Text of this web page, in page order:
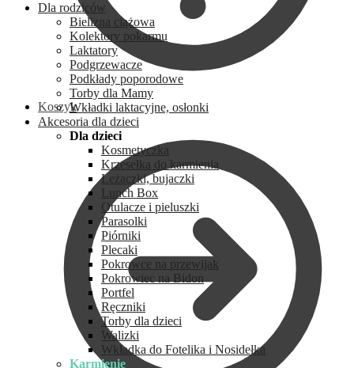
Koszyk
Dla rodziców
Bielizna ciążowa
Kolektory pokarmu
Laktatory
Podgrzewacze
Podkłady poporodowe
Torby dla Mamy
Wkładki laktacyjne, osłonki
Akcesoria dla dzieci
Dla dzieci
Kosmetyczka
Krzesełka do karmienia
Leżaczki, bujaczki
Lunch Box
Otulacze i pieluszki
Parasolki
Piórniki
Plecaki
Pokrowce na przewijak
Pokrowiec na Bidon
Portfel
Ręczniki
Torby dla dzieci
Walizki
Wkładka do Fotelika i Nosidełka
Karmienie